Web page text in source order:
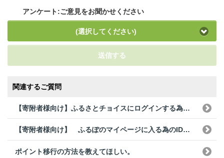
アンケート:ご意見をお聞かせください
(選択してください)
送信する
関連するご質問
【寄附者様向け】ふるさとチョイスにログインする為のパスワードがわからない。
【寄附者様向け】 ふるぽのマイページに入る為のID・パスワードが送られてこない。
ポイント移行の方法を教えてほしい。